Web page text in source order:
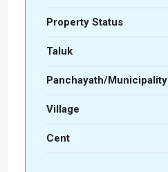
Property Status
Taluk
Panchayath/Municipality
Village
Cent